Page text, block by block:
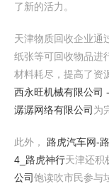
了新的活力。
天津物质回收企业通
纸张等可回收物品进
材料耗尽，提高了资
西永旺机械有限公司
潺潺网络有限公司 为
此外， 路虎汽车网-
4_路虎神行天津还积
公司饱读吹市民参与